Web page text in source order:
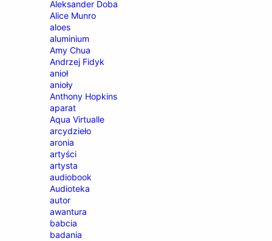
Aleksander Doba
Alice Munro
aloes
aluminium
Amy Chua
Andrzej Fidyk
anioł
anioły
Anthony Hopkins
aparat
Aqua Virtualle
arcydzieło
aronia
artyści
artysta
audiobook
Audioteka
autor
awantura
babcia
badania